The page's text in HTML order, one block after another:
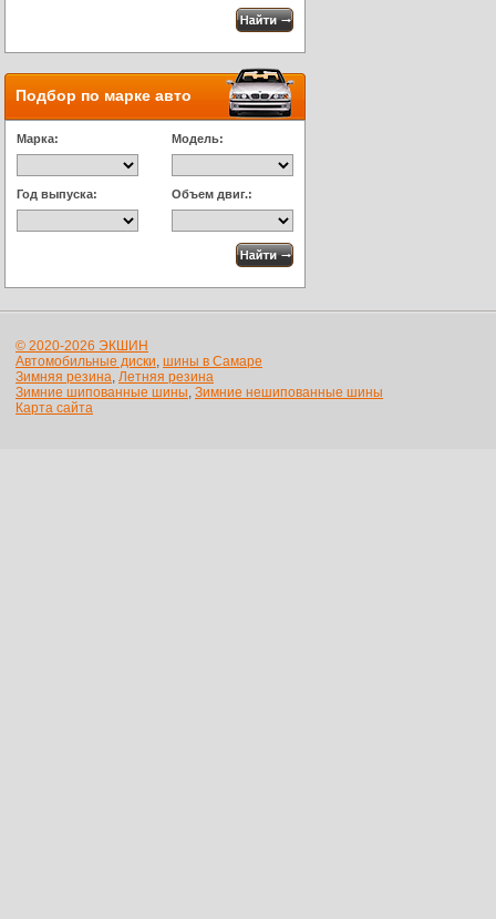
Подбор по марке авто
Марка: Модель:
Год выпуска: Объем двиг.:
© 2020-2026 ЭКШИН
Автомобильные диски, шины в Самаре
Зимняя резина, Летняя резина
Зимние шипованные шины, Зимние нешипованные шины
Карта сайта